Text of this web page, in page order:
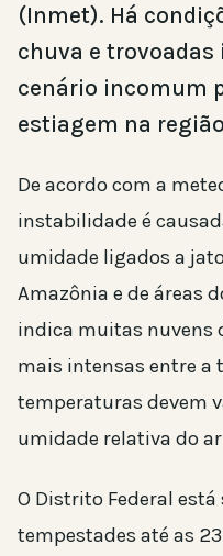
(Inmet). Há
chuva e
cenário incomum
estiagem na
De acordo com a
instabilidade é
umidade ligados a
Amazônia e de áreas
indica muitas nuvens
mais intensas entre a
temperaturas devem
umidade relativa do ar
O Distrito Federal
tempestades até as